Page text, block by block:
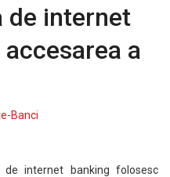
de internet
a
Banci
internet banking folosesc